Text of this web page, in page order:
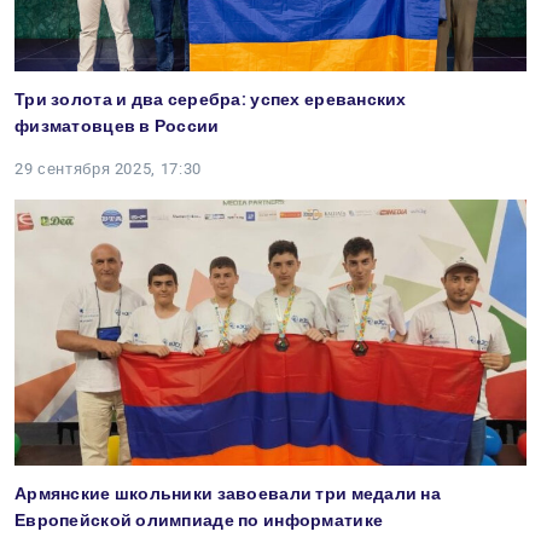
Три золота и два серебра: успех ереванских
физматовцев в России
29 сентября 2025, 17:30
Армянские школьники завоевали три медали на
Европейской олимпиаде по информатике